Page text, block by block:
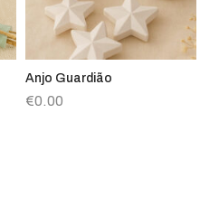
Anjo Guardião
€0.00